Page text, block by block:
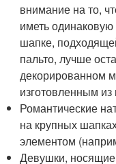
внимание на то,
иметь
шапке,
пальто, лучше
декорированном
изготовленным из
Романтические
на крупных
элементом
Девушки, носящие